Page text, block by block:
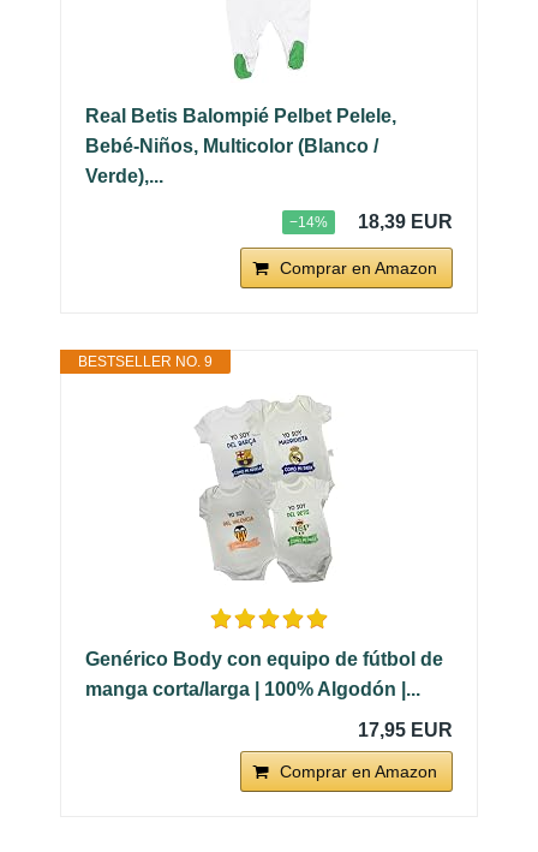
Real Betis Balompié Pelbet Pelele,
Bebé-Niños, Multicolor (Blanco /
Verde),...
−14% 18,39 EUR
Comprar en Amazon
BESTSELLER NO. 9
Genérico Body con equipo de fútbol de
manga corta/larga | 100% Algodón |...
17,95 EUR
Comprar en Amazon